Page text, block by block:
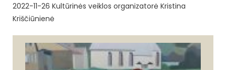
2022-11-26 Kultūrinės veiklos organizatorė Kristina
Kriščiūnienė